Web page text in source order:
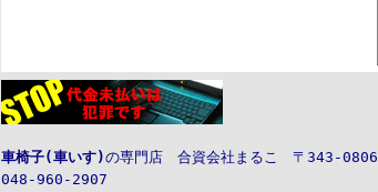
車椅子(車いす)の専門店 合資会社 まるこ 〒343-0806
048-960-2907